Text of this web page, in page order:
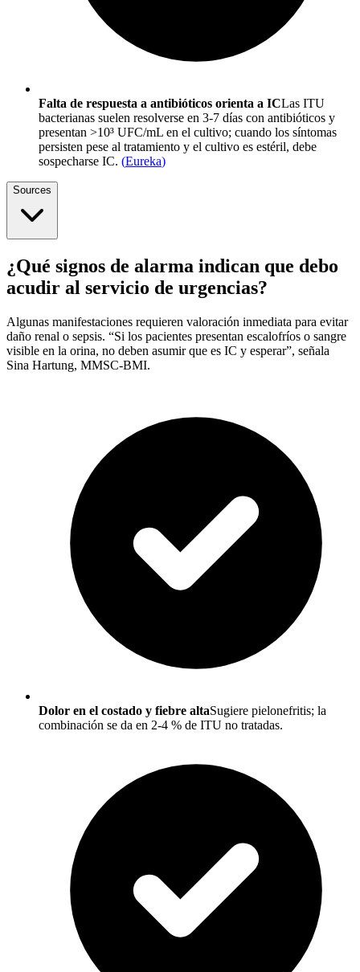
Falta de respuesta a antibióticos orienta a ICLas ITU
bacterianas suelen resolverse en 3-7 días con antibióticos y
presentan >10³ UFC/mL en el cultivo; cuando los síntomas
persisten pese al tratamiento y el cultivo es estéril, debe
sospecharse IC. (Eureka)
Sources
¿Qué signos de alarma indican que debo
acudir al servicio de urgencias?
Algunas manifestaciones requieren valoración inmediata para evitar
daño renal o sepsis. “Si los pacientes presentan escalofríos o sangre
visible en la orina, no deben asumir que es IC y esperar”, señala
Sina Hartung, MMSC-BMI.
Dolor en el costado y fiebre altaSugiere pielonefritis; la
combinación se da en 2-4 % de ITU no tratadas.